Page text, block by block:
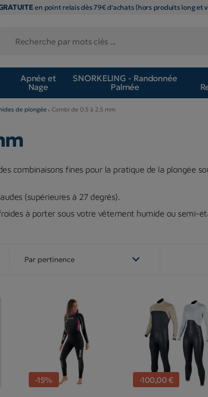
en point relais dès 79€ d'achats (hors produits long et
Apnée et
Nage
SNORKELING - Randonnée
Palmée
de plongée Combi de 0.5 à 2.5 mm
combinaisons fines pour la pratique de la plongée
(supérieures à 27 degrés).
à porter sous votre vêtement humide ou
Par pertinence 
-15% -100,00 €